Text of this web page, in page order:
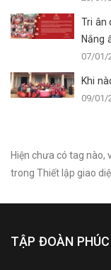
Tri ân
Nắng
07/01/
Khi
09/01/
Hiện chưa có tag nào,
trong Thiết lập giao
TẬP ĐOÀN